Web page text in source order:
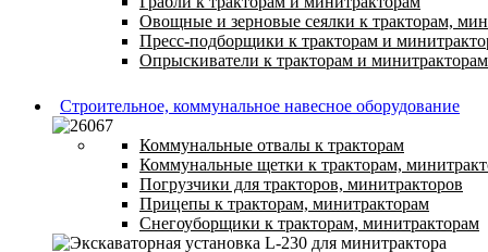
Овощные и зерновые сеялки к тракторам,
Пресс-подборщики к тракторам и
Опрыскиватели к тракторам и минитракторам
Строительное, коммунальное навесное оборудование
Коммунальные отвалы к тракторам
Коммунальные щетки к тракторам,
Погрузчики для тракторов, минитракторов
Прицепы к тракторам, минитракторам
Снегоуборщики к тракторам, минитракторам